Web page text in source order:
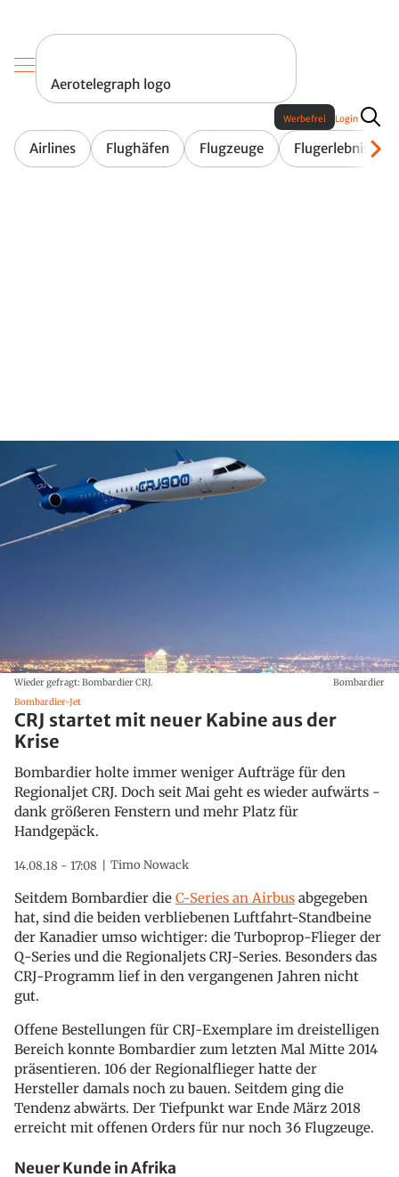
Aerotelegraph logo
Airlines Flughäfen Flugzeuge Flugerlebnis
Werbefrei Login
Wieder gefragt: Bombardier CRJ.
Bombardier
Bombardier-Jet
CRJ startet mit neuer Kabine aus der
Krise
Bombardier holte immer weniger Aufträge für den
Regionaljet CRJ. Doch seit Mai geht es wieder aufwärts -
dank größeren Fenstern und mehr Platz für
Handgepäck.
14.08.18 - 17:08 Timo Nowack
Seitdem Bombardier die C-Series an Airbus abgegeben
hat, sind die beiden verbliebenen Luftfahrt-Standbeine
der Kanadier umso wichtiger: die Turboprop-Flieger der
Q-Series und die Regionaljets CRJ-Series. Besonders das
CRJ-Programm lief in den vergangenen Jahren nicht
gut.
Offene Bestellungen für CRJ-Exemplare im dreistelligen
Bereich konnte Bombardier zum letzten Mal Mitte 2014
präsentieren. 106 der Regionalflieger hatte der
Hersteller damals noch zu bauen. Seitdem ging die
Tendenz abwärts. Der Tiefpunkt war Ende März 2018
erreicht mit offenen Orders für nur noch 36 Flugzeuge.
Neuer Kunde in Afrika